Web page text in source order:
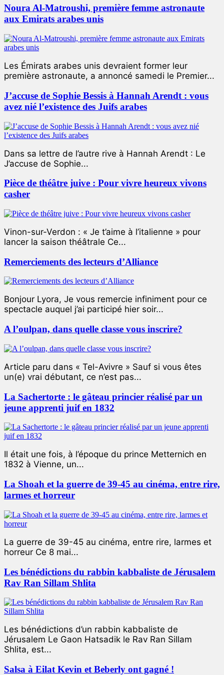
Noura Al-Matroushi, première femme astronaute
aux Emirats arabes unis
Les Émirats arabes unis devraient former leur
première astronaute, a annoncé samedi le Premier...
J’accuse de Sophie Bessis à Hannah Arendt : vous
avez nié l’existence des Juifs arabes
Dans sa lettre de l’autre rive à Hannah Arendt : Le
J’accuse de Sophie...
Pièce de théâtre juive : Pour vivre heureux vivons
casher
Vinon-sur-Verdon : « Je t’aime à l’italienne » pour
lancer la saison théâtrale Ce...
Remerciements des lecteurs d’Alliance
Bonjour Lyora, Je vous remercie infiniment pour ce
spectacle auquel j’ai participé hier soir...
A l’oulpan, dans quelle classe vous inscrire?
Article paru dans « Tel-Avivre » Sauf si vous êtes
un(e) vrai débutant, ce n’est pas...
La Sachertorte : le gâteau princier réalisé par un
jeune apprenti juif en 1832
Il était une fois, à l’époque du prince Metternich en
1832 à Vienne, un...
La Shoah et la guerre de 39-45 au cinéma, entre rire,
larmes et horreur
La guerre de 39-45 au cinéma, entre rire, larmes et
horreur Ce 8 mai...
Les bénédictions du rabbin kabbaliste de Jérusalem
Rav Ran Sillam Shlita
Les bénédictions d’un rabbin kabbaliste de
Jérusalem Le Gaon Hatsadik le Rav Ran Sillam
Shlita, est...
Salsa à Eilat Kevin et Beberly ont gagné !